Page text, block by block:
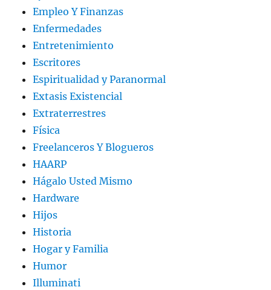
Empleo Y Finanzas
Enfermedades
Entretenimiento
Escritores
Espiritualidad y Paranormal
Extasis Existencial
Extraterrestres
Física
Freelanceros Y Blogueros
HAARP
Hágalo Usted Mismo
Hardware
Hijos
Historia
Hogar y Familia
Humor
Illuminati